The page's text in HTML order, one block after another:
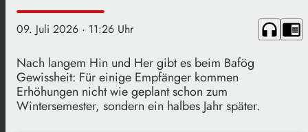
09. Juli 2026 · 11:26 Uhr headphones chrome_reader_mode
Nach langem Hin und Her gibt es beim Bafög
Gewissheit: Für einige Empfänger kommen
Erhöhungen nicht wie geplant schon zum
Wintersemester, sondern ein halbes Jahr später.